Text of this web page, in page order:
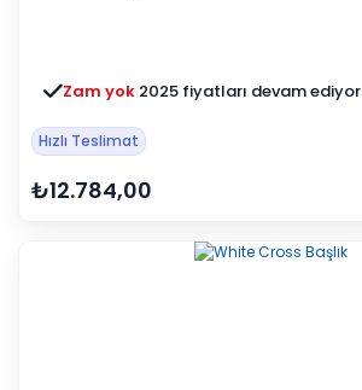
Zam yok 2025 fiyatları devam ediyor
Hızlı Teslimat
₺12.784,00